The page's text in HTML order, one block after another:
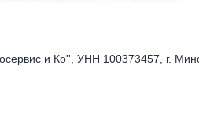
и Кo'', УНН 100373457, г.